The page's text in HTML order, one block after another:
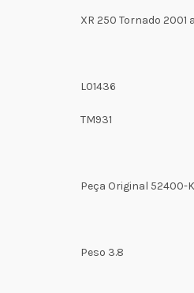
XR 250 Tornado 2001
L01436
TM931
Peça Original 52400-
Peso 3.8